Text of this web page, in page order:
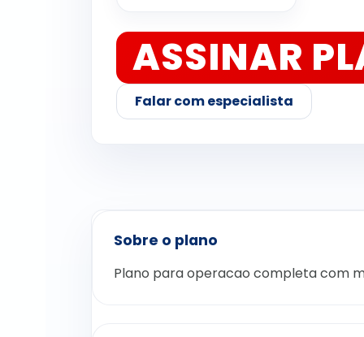
ASSINAR
Falar com especialista
Sobre o plano
Plano para operacao completa com